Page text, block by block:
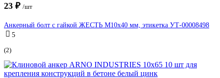
23 ₽ /шт
Анкерный болт с гайкой ЖЕСТЬ М10x40 мм, этикетка УТ-00008498
5
(2)